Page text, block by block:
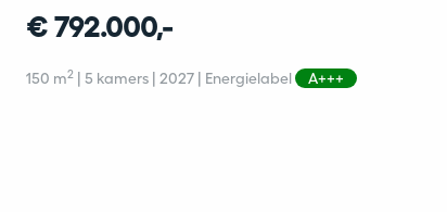
€ 792.000,-
150 m2| 5 kamers | 2027 | Energielabel A+++